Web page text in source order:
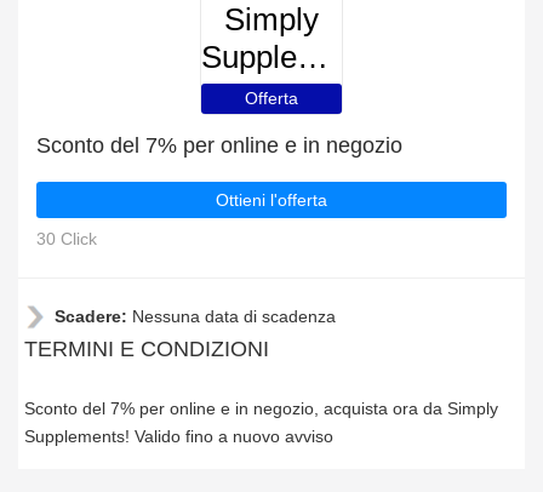
Simply
Supplements
Offerta
Sconto del 7% per online e in negozio
Ottieni l'offerta
30 Click
Scadere: Nessuna data di scadenza
TERMINI E CONDIZIONI
Sconto del 7% per online e in negozio, acquista ora da Simply
Supplements! Valido fino a nuovo avviso